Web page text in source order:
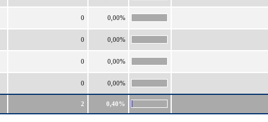
0 0,00%
0 0,00%
0 0,00%
0 0,00%
2 0,40%